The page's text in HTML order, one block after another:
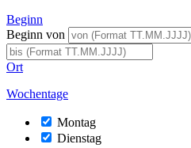
Beginn
Beginn von
Ort
Wochentage
Montag
Dienstag